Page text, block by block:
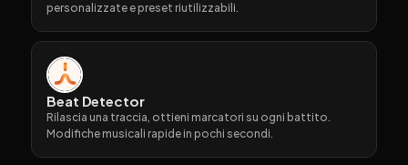
personalizzate e preset riutilizzabili.
Beat Detector
Rilascia una traccia, ottieni marcatori su ogni battito.
Modifiche musicali rapide in pochi secondi.